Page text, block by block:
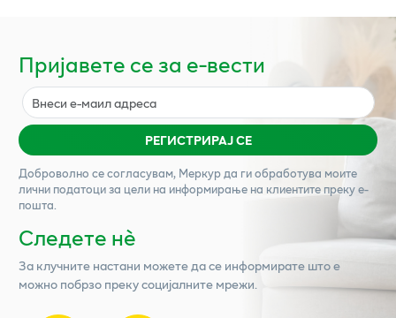
Пријавете се за е-вести
РЕГИСТРИРАЈ СЕ
Доброволно се согласувам, Меркурда ги обработува моите
лични податоци за цели на информирање на клиентите преку е-
пошта.
Следете нѐ
За клучните настани можете да се информирате што е
можно побрзо преку социјалните мрежи.